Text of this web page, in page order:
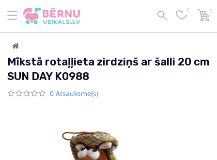
0 0
Mīkstā rotaļļieta zirdziņš ar šalli 20 cm
SUN DAY K0988
0 Atsauksme(s)